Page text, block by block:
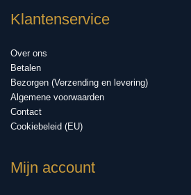
Klantenservice
Over ons
Betalen
Bezorgen (Verzending en levering)
Algemene voorwaarden
Contact
Cookiebeleid (EU)
Mijn account